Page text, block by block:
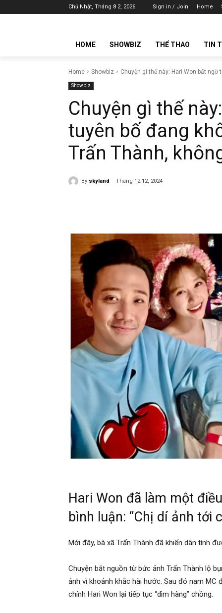
Chủ Nhật, Tháng 8 2, 2026 Sign in / Join Home
HOME SHOWBIZ THỂ THAO TIN
Home Showbiz Chuyện gì thế này: Hari Won bất ngờ
Showbiz
Chuyện gì thế
tuyên bố đang
Trấn Thành,
By skyland Tháng 12 12, 2024
Hari Won đã làm một
bình luận: “Chị dí ảnh tới
Mới đây, bà xã Trấn Thành đã khiến dân tình
Chuyện bắt nguồn từ bức ảnh Trấn Thành lộ
ảnh vì khoảnh khắc hài hước. Sau đó nam MC
chính Hari Won lại tiếp tục “dìm hàng” chồng.